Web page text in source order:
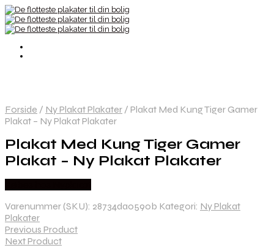
Forside / Ny Plakat Plakater / Plakat Med Kung Tiger Gamer
Plakat – Ny Plakat Plakater
Plakat Med Kung Tiger Gamer
Plakat – Ny Plakat Plakater
Varenummer (SKU): 28734da0590b Kategori: Ny Plakat
Plakater
Previous Product
Next Product